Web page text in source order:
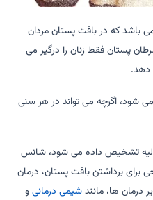
باشد که در بافت پستان مردان
پستان فقط زنان را درگیر می
دهد.
شود، اگرچه می تواند در هر سنی
تشخیص داده می شود، شانس
برای برداشتن بافت پستان، درمان
درمان ها، مانندشیمی درمانیو